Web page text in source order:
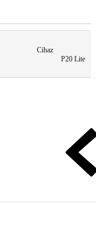
Cihaz
P20 Lite